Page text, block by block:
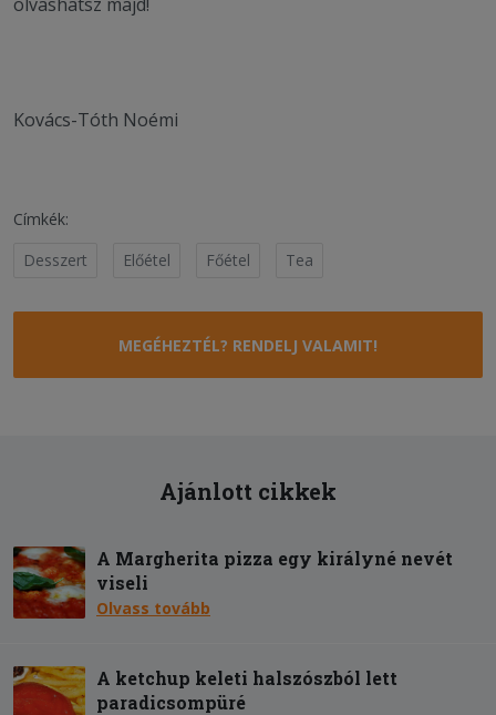
Kovács-Tóth Noémi
Címkék:
Desszert
Előétel Főétel Tea
MEGÉHEZTÉL? RENDELJ VALAMIT!
Ajánlott cikkek
A Margherita pizza egy királyné nevét
viseli
Olvass tovább
A ketchup keleti halszószból lett
paradicsompüré